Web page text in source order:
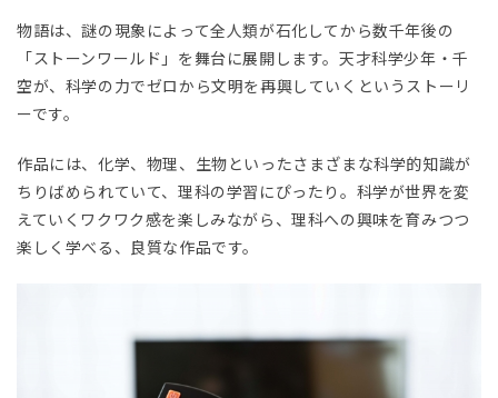
物語は、謎の現象によって全人類が石化してから数千年後の
「ストーンワールド」を舞台に展開します。天才科学少年・千
空が、科学の力でゼロから文明を再興していくというストーリ
ーです。
作品には、化学、物理、生物といったさまざまな科学的知識が
ちりばめられていて、理科の学習にぴったり。科学が世界を変
えていくワクワク感を楽しみながら、理科への興味を育みつつ
楽しく学べる、良質な作品です。